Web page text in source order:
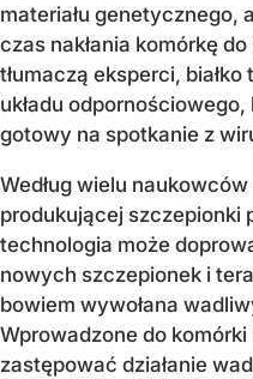
materiału genetycznego,
czas nakłania komórkę
tłumaczą eksperci,
układu
gotowy na spotkanie z
Według wielu
produkującej szczepionki
technologia może
nowych szczepionek i
bowiem wywołana
Wprowadzone do
zastępować działanie